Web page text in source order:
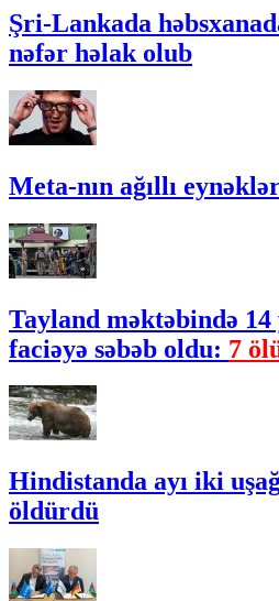
Şri-Lankada
nəfər həlak olub
Meta-nın ağıllı
Tayland məktəbində 14
faciəyə səbəb oldu: 7
Hindistanda ayı iki
öldürdü